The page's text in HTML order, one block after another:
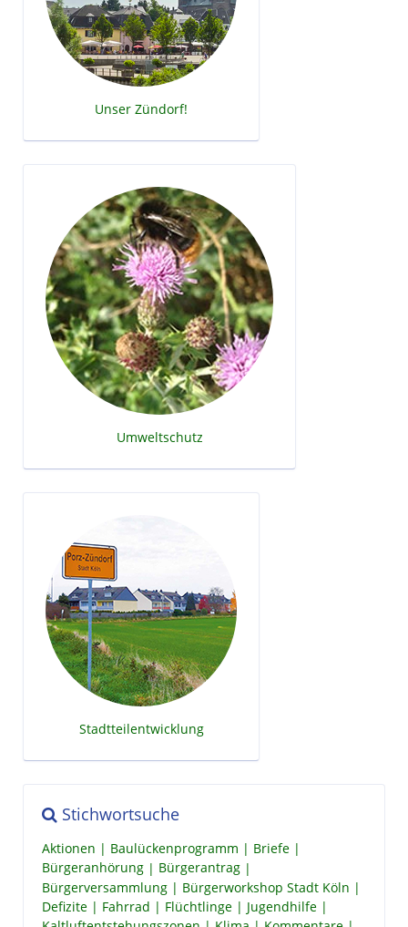
Unser Zündorf!
Umweltschutz
Stadtteilentwicklung
Stichwortsuche
Aktionen Baulückenprogramm
Briefe
Bürgeranhörung
Bürgerantrag
Bürgerversammlung
Bürgerworkshop Stadt Köln
Defizite
Fahrrad Flüchtlinge
Jugendhilfe